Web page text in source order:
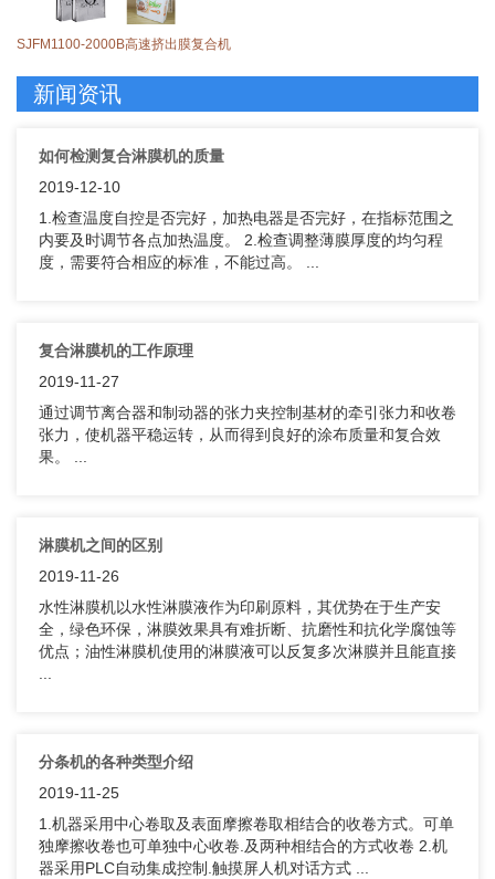
SJFM1100-2000B高速挤出膜复合机
新闻资讯
如何检测复合淋膜机的质量
2019-12-10
1.检查温度自控是否完好，加热电器是否完好，在指标范围之
内要及时调节各点加热温度。 2.检查调整薄膜厚度的均匀程
度，需要符合相应的标准，不能过高。 ...
复合淋膜机的工作原理
2019-11-27
通过调节离合器和制动器的张力夹控制基材的牵引张力和收卷
张力，使机器平稳运转，从而得到良好的涂布质量和复合效
果。 ...
淋膜机之间的区别
2019-11-26
水性淋膜机以水性淋膜液作为印刷原料，其优势在于生产安
全，绿色环保，淋膜效果具有难折断、抗磨性和抗化学腐蚀等
优点；油性淋膜机使用的淋膜液可以反复多次淋膜并且能直接
分条机的各种类型介绍
2019-11-25
1.机器采用中心卷取及表面摩擦卷取相结合的收卷方式。可单
独摩擦收卷也可单独中心收卷.及两种相结合的方式收卷 2.机
器采用PLC自动集成控制.触摸屏人机对话方式 ...